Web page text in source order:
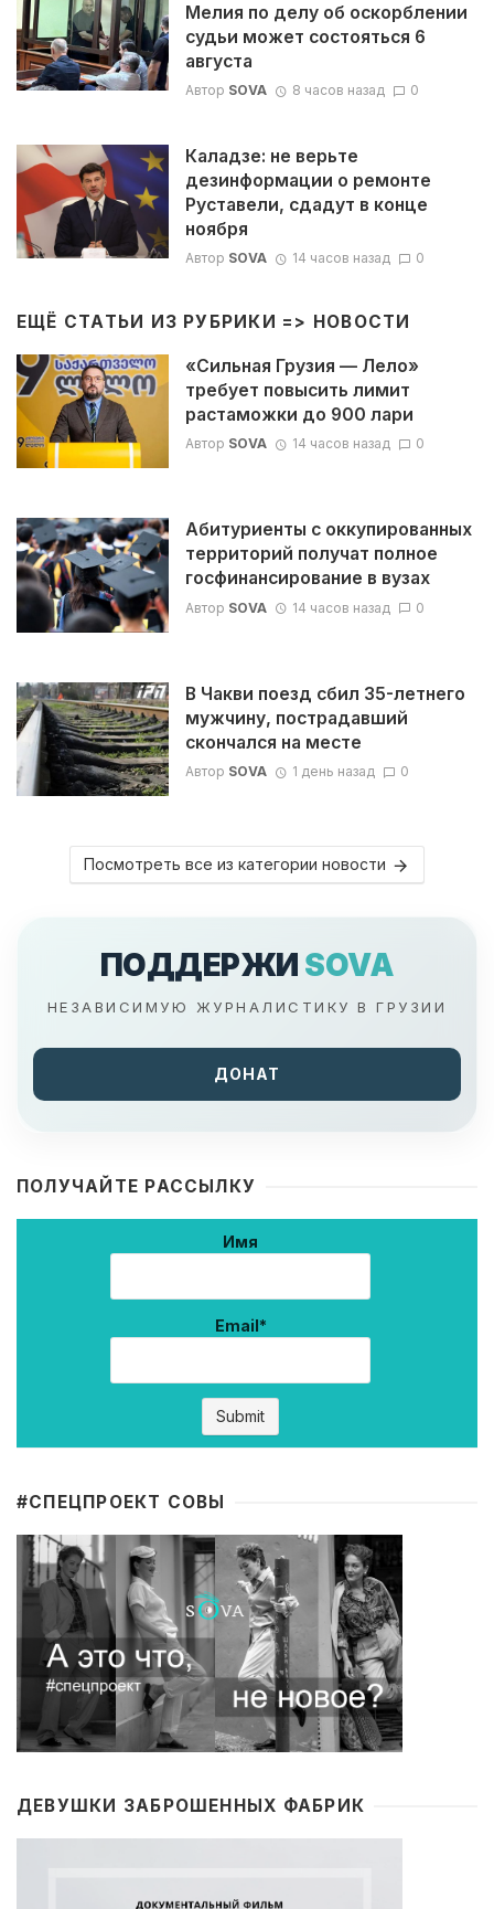
Мелия по делу об оскорблении
судьи может состояться 6
августа
Автор SOVA 8 часов назад 0
Каладзе: не верьте
дезинформации о ремонте
Руставели, сдадут в конце
ноября
Автор SOVA 14 часов назад 0
ЕЩЁ СТАТЬИ ИЗ РУБРИКИ => НОВОСТИ
«Сильная Грузия — Лело»
требует повысить лимит
растаможки до 900 лари
Автор SOVA 14 часов назад 0
Абитуриенты с оккупированных
территорий получат полное
госфинансирование в вузах
Автор SOVA 14 часов назад 0
В Чакви поезд сбил 35-летнего
мужчину, пострадавший
скончался на месте
Автор SOVA 1 день назад 0
Посмотреть все из категории новости
ПОДДЕРЖИ SOVA
НЕЗАВИСИМУЮ ЖУРНАЛИСТИКУ В ГРУЗИИ
ДОНАТ
ПОЛУЧАЙТЕ РАССЫЛКУ
Имя
Email*
#CПЕЦПРОЕКТ СОВЫ
ДЕВУШКИ ЗАБРОШЕННЫХ ФАБРИК